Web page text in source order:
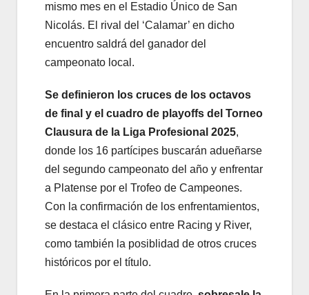
mismo mes en el Estadio Único de San
Nicolás. El rival del ‘Calamar’ en dicho
encuentro saldrá del ganador del
campeonato local.
Se definieron los cruces de los octavos
de final y el cuadro de playoffs del Torneo
Clausura de la Liga Profesional 2025,
donde los 16 partícipes buscarán adueñarse
del segundo campeonato del año y enfrentar
a Platense por el Trofeo de Campeones.
Con la confirmación de los enfrentamientos,
se destaca el clásico entre Racing y River,
como también la posiblidad de otros cruces
históricos por el título.